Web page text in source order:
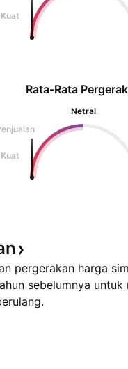
Rata-Rata
Netral
pergerakan harga
sebelumnya